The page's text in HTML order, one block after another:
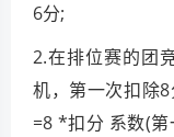
6分;
2.在排位赛的团
机，第一次扣除
=8 *扣分 系数(